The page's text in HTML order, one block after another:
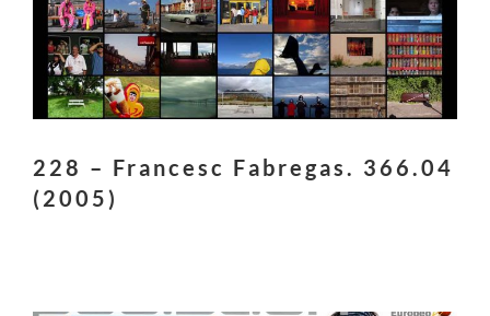
228 – Francesc Fabregas. 366.04
(2005)